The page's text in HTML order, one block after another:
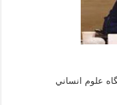
علوم انساني